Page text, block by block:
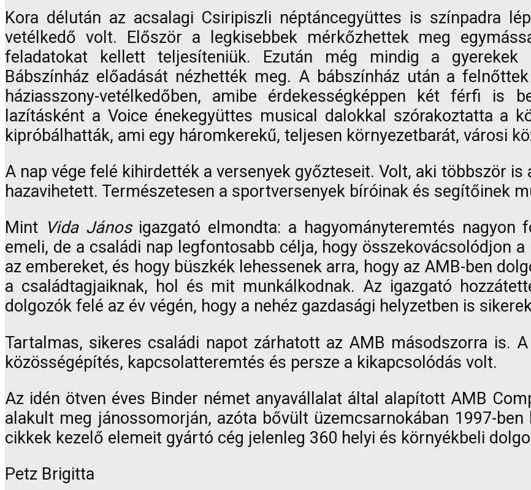
Kora délután az acsalagi Csiripiszli néptáncegyüttes is színpadra
vetélkedő volt. Először a legkisebbek mérkőzhettek meg
feladatokat kellett teljesíteniük. Ezután még mindig a gyerekek
Bábszínház előadását nézhették meg. A bábszínház után a
háziasszony-vetélkedőben, amibe érdekességképpen két férfi is
lazításként a Voice énekegyüttes musical dalokkal szórakoztatta a
kipróbálhatták, ami egy háromkerekű, teljesen környezetbarát, városi
A nap vége felé kihirdették a versenyek győzteseit. Volt, aki többször
hazavihetett. Természetesen a sportversenyek bíróinak és segítőinek
Mint Vida Jánosigazgató elmondta: a hagyományteremtés
emeli, de a családi nap legfontosabb célja, hogy összekovácsolódjon
az embereket, és hogy büszkék lehessenek arra, hogy az AMB-ben
a családtagjaiknak, hol és mit munkálkodnak. Az igazgató
dolgozók felé az év végén, hogy a nehéz gazdasági helyzetben is
Tartalmas, sikeres családi napot zárhatott az AMB másodszorra is.
közösségépítés, kapcsolatteremtés és persze a kikapcsolódás volt.
Az idén ötven éves Binder német anyavállalat által alapított AMB
alakult meg jánossomorján, azóta bővült üzemcsarnokában 1997-
cikkek kezelő elemeit gyártó cég jelenleg 360 helyi és környékbeli
Petz Brigitta